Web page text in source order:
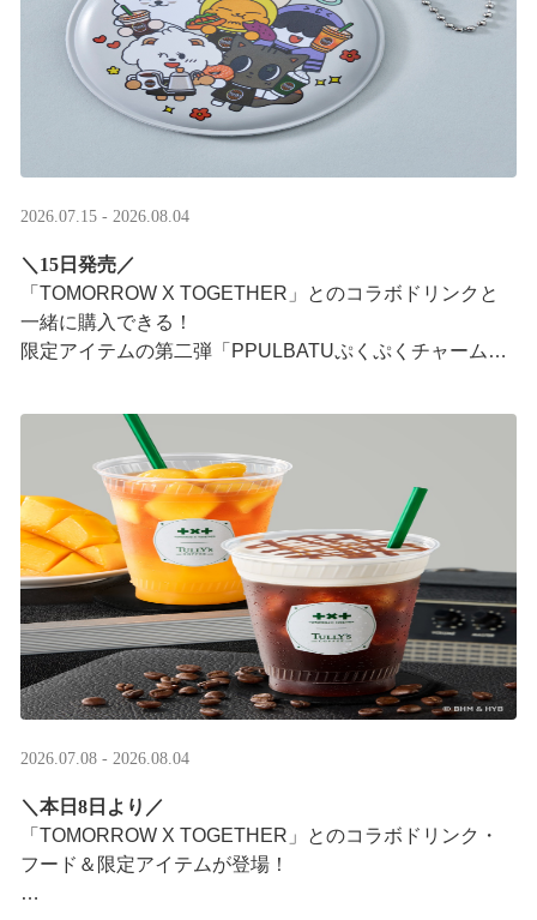
2026.07.15 - 2026.08.04
＼15日発売／
「TOMORROW X TOGETHER」とのコラボドリンクと
一緒に購入できる！​
限定アイテムの第二弾「PPULBATUぷくぷくチャーム」​
2026.07.08 - 2026.08.04
＼本日8日より／
「TOMORROW X TOGETHER」とのコラボドリンク・
フード＆限定アイテムが登場！